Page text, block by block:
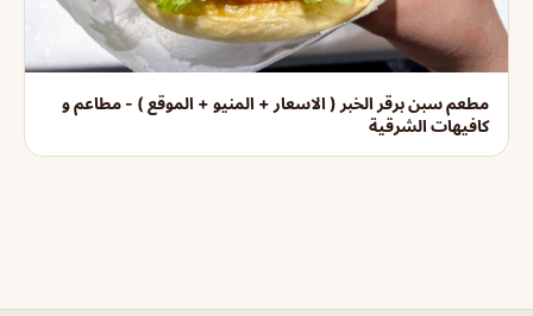
مطعم سبن برقر الخبر ( الاسعار + المنيو + الموقع ) - مطاعم و
كافيهات الشرقية